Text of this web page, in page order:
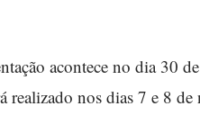
acontece no dia 30
nos dias 7 e 8